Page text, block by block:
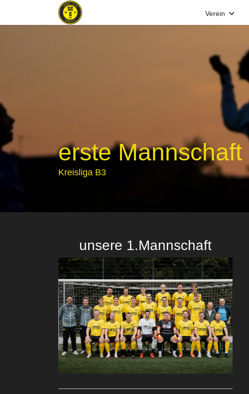
Verein
erste Mannschaft
Kreisliga B3
unsere 1.Mannschaft